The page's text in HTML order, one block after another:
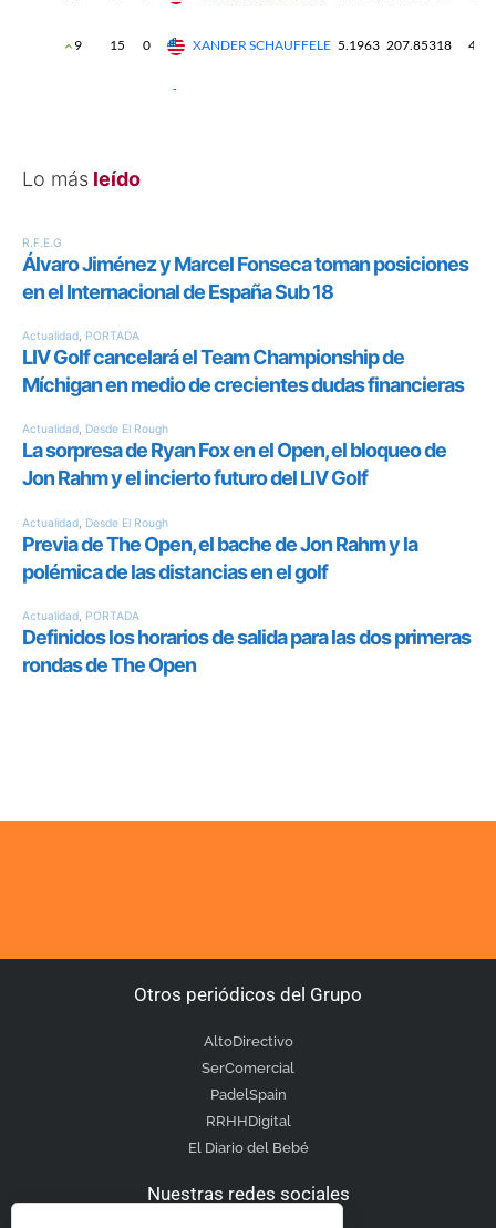
Lo más leído
Otros periódicos del Grupo
AltoDirectivo
SerComercial
PadelSpain
RRHHDigital
El Diario del Bebé
Nuestras redes sociales